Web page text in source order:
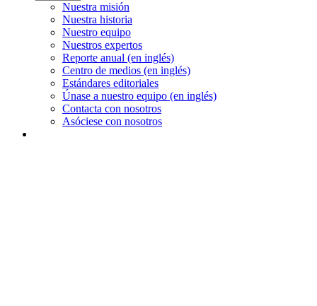
Nuestra misión
Nuestra historia
Nuestro equipo
Nuestros expertos
Reporte anual (en inglés)
Centro de medios (en inglés)
Estándares editoriales
Únase a nuestro equipo (en inglés)
Contacta con nosotros
Asóciese con nosotros